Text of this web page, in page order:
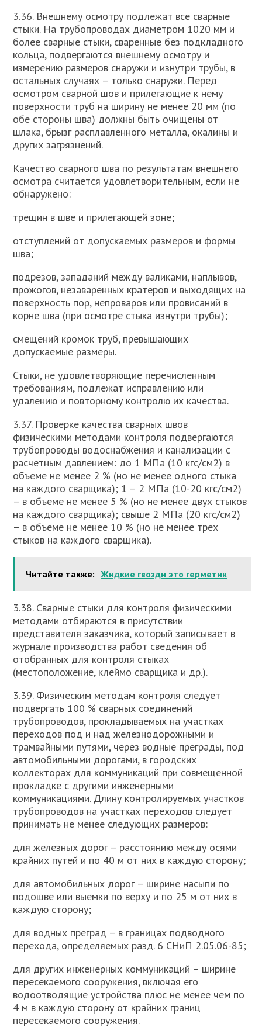
3.36. Внешнему осмотру подлежат все сварные
стыки. На трубопроводах диаметром 1020 мм и
более сварные стыки, сваренные без подкладного
кольца, подвергаются внешнему осмотру и
измерению размеров снаружи и изнутри трубы, в
остальных случаях – только снаружи. Перед
осмотром сварной шов и прилегающие к нему
поверхности труб на ширину не менее 20 мм (по
обе стороны шва) должны быть очищены от
шлака, брызг расплавленного металла, окалины и
других загрязнений.
Качество сварного шва по результатам внешнего
осмотра считается удовлетворительным, если не
обнаружено:
трещин в шве и прилегающей зоне;
отступлений от допускаемых размеров и формы
шва;
подрезов, западаний между валиками, наплывов,
прожогов, незаваренных кратеров и выходящих на
поверхность пор, непроваров или провисаний в
корне шва (при осмотре стыка изнутри трубы);
смещений кромок труб, превышающих
допускаемые размеры.
Стыки, не удовлетворяющие перечисленным
требованиям, подлежат исправлению или
удалению и повторному контролю их качества.
3.37. Проверке качества сварных швов
физическими методами контроля подвергаются
трубопроводы водоснабжения и канализации с
расчетным давлением: до 1 МПа (10 кгс/см2) в
объеме не менее 2 % (но не менее одного стыка
на каждого сварщика); 1 – 2 МПа (10-20 кгс/см2)
– в объеме не менее 5 % (но не менее двух стыков
на каждого сварщика); свыше 2 МПа (20 кгс/см2)
– в объеме не менее 10 % (но не менее трех
стыков на каждого сварщика).
Читайте также: Жидкие гвозди это герметик
3.38. Сварные стыки для контроля физическими
методами отбираются в присутствии
представителя заказчика, который записывает в
журнале производства работ сведения об
отобранных для контроля стыках
(местоположение, клеймо сварщика и др.).
3.39. Физическим методам контроля следует
подвергать 100 % сварных соединений
трубопроводов, прокладываемых на участках
переходов под и над железнодорожными и
трамвайными путями, через водные преграды, под
автомобильными дорогами, в городских
коллекторах для коммуникаций при совмещенной
прокладке с другими инженерными
коммуникациями. Длину контролируемых участков
трубопроводов на участках переходов следует
принимать не менее следующих размеров:
для железных дорог – расстоянию между осями
крайних путей и по 40 м от них в каждую сторону;
для автомобильных дорог – ширине насыпи по
подошве или выемки по верху и по 25 м от них в
каждую сторону;
для водных преград – в границах подводного
перехода, определяемых разд. 6 СНиП 2.05.06-85;
для других инженерных коммуникаций – ширине
пересекаемого сооружения, включая его
водоотводящие устройства плюс не менее чем по
4 м в каждую сторону от крайних границ
пересекаемого сооружения.